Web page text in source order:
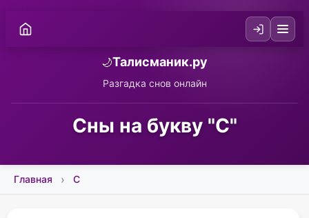
🌙Талисманик.ру
Разгадка снов онлайн
Сны на букву "С"
Главная С